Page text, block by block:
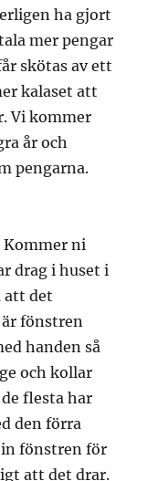
ha gjort
mer pengar
skötas av ett
kalaset att
Vi kommer
år och
pengarna.
Kommer ni
drag i huset i
att det
fönstren
handen så
och kollar
flesta har
den förra
in fönstren för
att det drar.